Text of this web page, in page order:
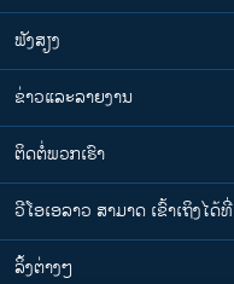
ຟັງສຽງ
ຂ່າວແລະລາຍງານ
ຕິດຕໍ່ພວກເຮົາ
ວີໂອເອລາວ ສາມາດ ເຂົ້າເຖິງໄດ້ທີ່
​ລິ້ງ​ຕ່າງໆ